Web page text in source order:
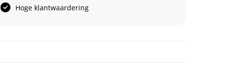
Hoge klantwaardering